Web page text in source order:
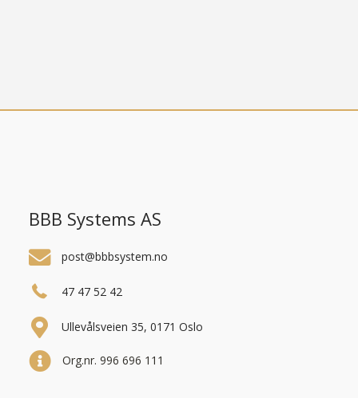
BBB Systems AS
post@bbbsystem.no
47 47 52 42
Ullevålsveien 35, 0171 Oslo
Org.nr. 996 696 111